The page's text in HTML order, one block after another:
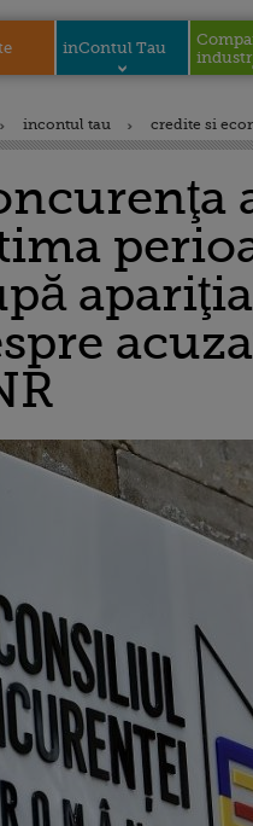
inContul Tau
incontul tau credite si